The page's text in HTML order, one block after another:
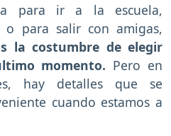
para ir a la escuela,
o para salir con amigas,
la costumbre de elegir
momento. Pero en
hay detalles que se
cuando estamos a